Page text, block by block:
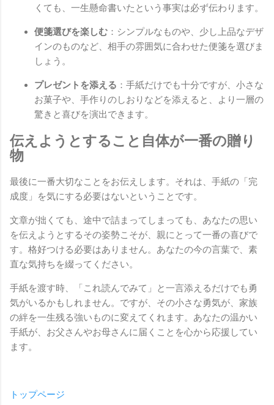
くても、一生懸命書いたという事実は必ず伝わります。
便箋選びを楽しむ ：シンプルなものや、少し上品なデザ
インのものなど、相手の雰囲気に合わせた便箋を選びま
しょう。
プレゼントを添える ：手紙だけでも十分ですが、小さな
お菓子や、手作りのしおりなどを添えると、より一層の
驚きと喜びを演出できます。
伝えようとすること自体が一番の贈り
物
最後に一番大切なことをお伝えします。それは、手紙の「完
成度」を気にする必要はないということです。
文章が拙くても、途中で詰まってしまっても、あなたの思い
を伝えようとするその姿勢こそが、親にとって一番の喜びで
す。格好つける必要はありません。あなたの今の言葉で、素
直な気持ちを綴ってください。
手紙を渡す時、「これ読んでみて」と一言添えるだけでも勇
気がいるかもしれません。ですが、その小さな勇気が、家族
の絆を一生残る強いものに変えてくれます。あなたの温かい
手紙が、お父さんやお母さんに届くことを心から応援してい
ます。
トップページ